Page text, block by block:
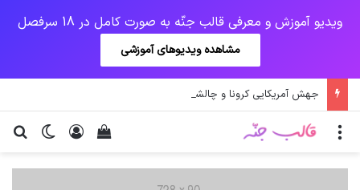
ویدیو آموزش و معرفی قالب جنّه به صورت کامل در 18 سرفصل
مشاهده ویدیوهای آموزشی
تغییر ورود
دیدن سبد خرید منو